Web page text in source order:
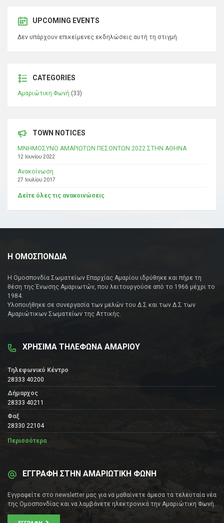
UPCOMING EVENTS
Δεν υπάρχουν επικείμενες εκδηλώσεις αυτή τη στιγμή.
CATEGORIES
Αμαριώτικη Φωνή (33)
TOWN NOTICES
ΜΝΗΜΟΣΥΝΟ ΑΜΑΡΙΩΤΩΝ ΠΕΣΟΝΤΩΝ 2022 ΣΤΗΝ ΑΘΗΝΑ
12 Ιουνίου 2022
Ανακοίνωση
27 Ιουλίου 2017
Δείτε όλες τις ανακοινώσεις
Η ΟΜΟΣΠΟΝΔΙΑ
Η Ομοσπονδία Σωματείων Επαρχίας Αμαρίου ιδρύθηκε και πήρε τη
θέση της Ένωσης Αμαριωτών, που λειτουργούσε από το 1966 μέχρι το
1984.
Υλοποιήθηκε σε συνεργασία των μελών του Δ.Σ και των Δ.Σ των
Αμαριώτικων Σωματείων της Αττικής.
ΧΡΗΣΙΜΑ ΤΗΛΕΦΩΝΑ ΑΜΑΡΙΟΥ
Τηλεφωνικό Κέντρο
28333 40200
Δήμαρχος
28333 40211
Φαξ
28330 22104
Περισσότερα
ΕΓΓΡΑΦΗ ΣΤΗΝ ΑΜΑΡΙΩΤΙΚΗ ΦΩΝΗ
Εγγραφείτε στο newsletter μας για να μαθαίνετε άμεσα τα τελευταία νέα
της Ομοσπονδίας και να λαμβάνετε ηλεκτρονικά την Αμαριώτικη Φωνή.